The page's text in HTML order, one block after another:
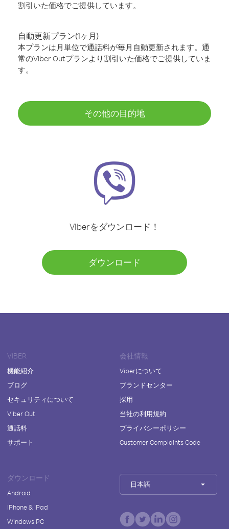
割引いた価格でご提供しています。
自動更新プラン(1ヶ月)
本プランは月単位で通話料が毎月自動更新されます。通
常のViber Outプランより割引いた価格でご提供していま
す。
その他の目的地
Viberをダウンロード！
ダウンロード
VIBER
機能紹介
ブログ
セキュリティについて
Viber Out
通話料
サポート
会社情報
Viberについて
ブランドセンター
採用
当社の利用規約
プライバシーポリシー
Customer Complaints Code
ダウンロード
Android
iPhone & iPad
Windows PC
日本語